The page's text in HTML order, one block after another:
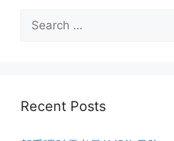
Recent Posts